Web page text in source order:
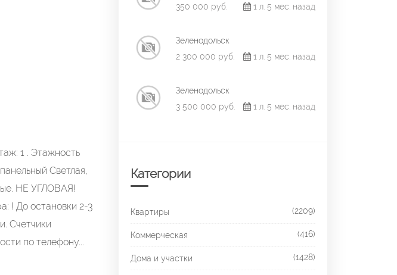
1 . Этажность
Светлая,
НЕ УГЛОВАЯ!
! До остановки 2-3
Счетчики
по телефону...
350 000 руб.
1 л. 5 мес. назад
Зеленодольск
2 300 000 руб.
1 л. 5 мес. назад
Зеленодольск
3 500 000 руб.
1 л. 5 мес. назад
Категории
Квартиры (2209)
Коммерческая (416)
Дома и участки (1428)